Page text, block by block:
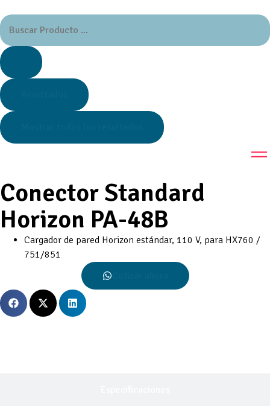
Conector Standard
Horizon PA-48B
Cargador de pared Horizon estándar, 110 V, para HX760 /
751/851